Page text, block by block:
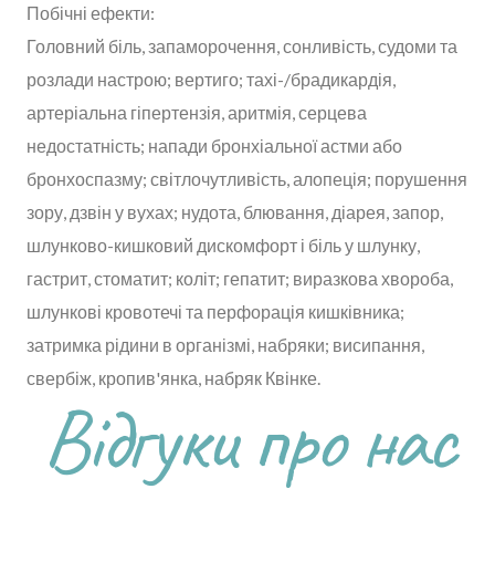
Побічні ефекти:
Головний біль, запаморочення, сонливість, судоми та
розлади настрою; вертиго; тахі-/брадикардія,
артеріальна гіпертензія, аритмія, серцева
недостатність; напади бронхіальної астми або
бронхоспазму; світлочутливість, алопеція; порушення
зору, дзвін у вухах; нудота, блювання, діарея, запор,
шлунково-кишковий дискомфорт і біль у шлунку,
гастрит, стоматит; коліт; гепатит; виразкова хвороба,
шлункові кровотечі та перфорація кишківника;
затримка рідини в організмі, набряки; висипання,
свербіж, кропив'янка, набряк Квінке.
Відгуки про нас